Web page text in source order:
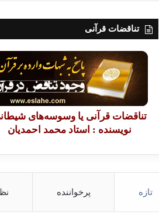
تناقضات قرآنی
تناقضات قرآنی یا وسوسه‌های
نویسنده : استاد محمد احمدیان
تازه پرخواننده